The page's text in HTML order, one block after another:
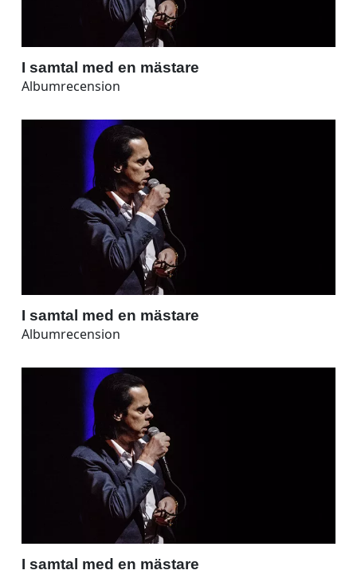
I samtal med en mästare
Albumrecension
I samtal med en mästare
Albumrecension
I samtal med en mästare